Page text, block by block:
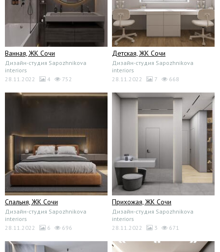
Ванная, ЖК Сочи
Дизайн-студия Sapozhnikova
interiors
28.11.2022
4 752
Детская, ЖК Сочи
Дизайн-студия Sapozhnikova
interiors
28.11.2022
7 668
Спальня, ЖК Сочи
Дизайн-студия Sapozhnikova
interiors
28.11.2022
6 696
Прихожая, ЖК Сочи
Дизайн-студия Sapozhnikova
interiors
28.11.2022
3 671